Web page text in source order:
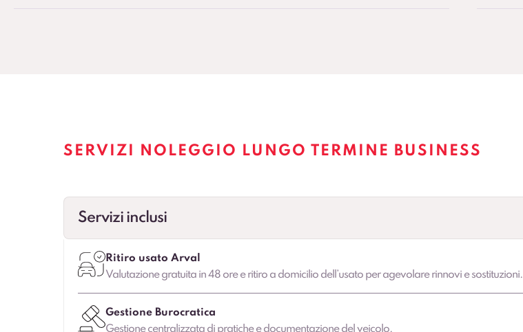
SERVIZI NOLEGGIO LUNGO TERMINE BUSINESS
Servizi inclusi
Ritiro usato Arval
Valutazione gratuita in 48 ore e ritiro a domicilio dell’usato per agevolare rinnovi e sostituzioni.
Gestione Burocratica
Gestione centralizzata di pratiche e documentazione del veicolo.